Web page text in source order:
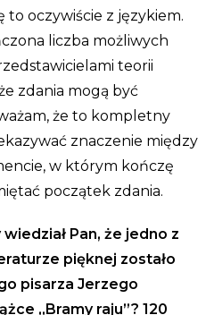
to oczywiście z językiem.
liczba możliwych
teorii
zdania mogą być
że to kompletny
znaczenie między
w którym kończę
początek zdania.
Pan, że jedno z
pięknej zostało
pisarza Jerzego
„Bramy raju”? 120